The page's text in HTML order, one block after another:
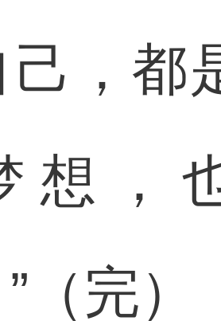
己，都
想，
（完）